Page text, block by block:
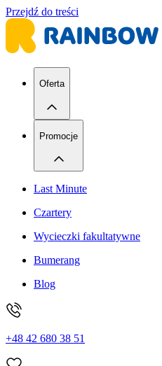
Przejdź do treści
Oferta
Promocje
Last Minute
Czartery
Wycieczki fakultatywne
Bumerang
Blog
+48 42 680 38 51